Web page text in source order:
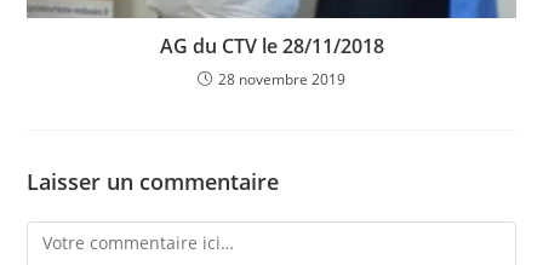
AG du CTV le 28/11/2018
28 novembre 2019
Laisser un commentaire